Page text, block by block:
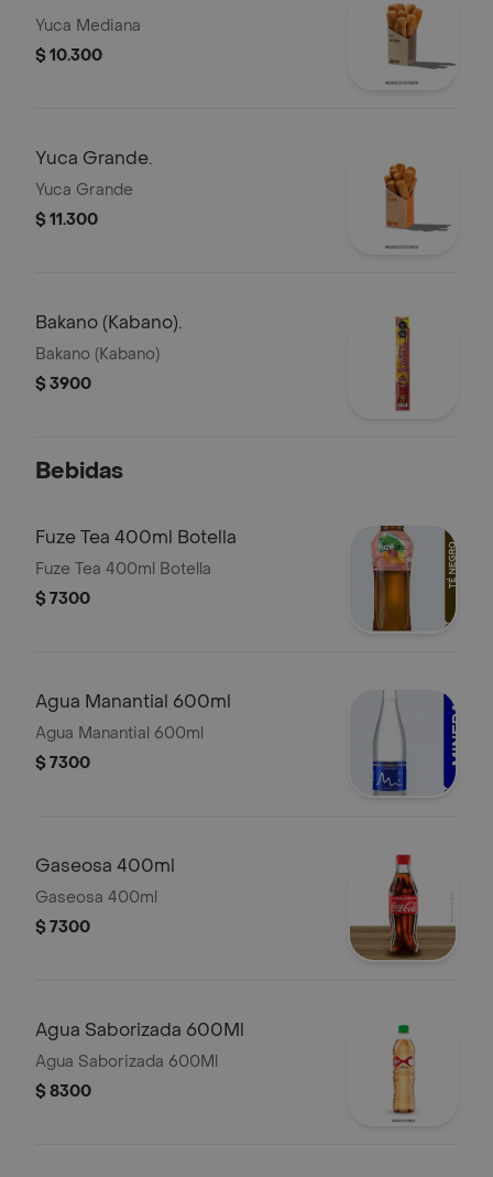
Yuca Mediana
$ 10.300
Yuca Grande.
Yuca Grande
$ 11.300
Bakano (Kabano).
Bakano (Kabano)
$ 3900
Bebidas
Fuze Tea 400ml Botella
Fuze Tea 400ml Botella
$ 7300
Agua Manantial 600ml
Agua Manantial 600ml
$ 7300
Gaseosa 400ml
Gaseosa 400ml
$ 7300
Agua Saborizada 600Ml
Agua Saborizada 600Ml
$ 8300